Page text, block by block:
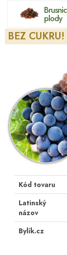
plody
BEZ CUKRU!
Kód tovaru
Latinský
názov
Bylík.cz